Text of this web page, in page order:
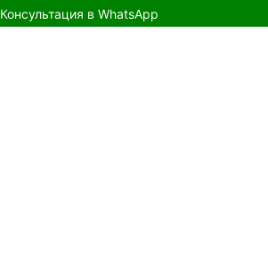
Консультация в WhatsApp